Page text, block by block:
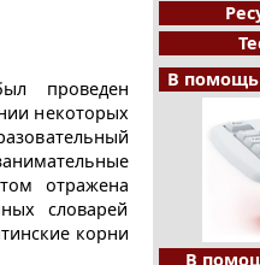
проведен
некоторых
отражена
словарей
корни
В помощь
В